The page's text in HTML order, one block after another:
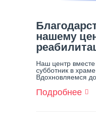
нашему
Наш центр
субботник в
Вдохновляемся
Подробнее О